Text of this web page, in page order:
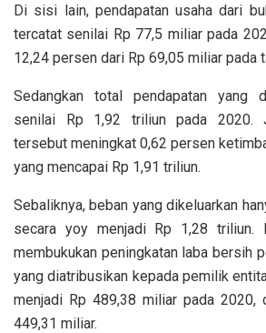
Di sisi lain, pendapatan usaha dari
tercatat senilai Rp 77,5 miliar pada
12,24 persen dari Rp 69,05 miliar pada
Sedangkan total pendapatan yang
senilai Rp 1,92 triliun pada 2020.
tersebut meningkat 0,62 persen
yang mencapai Rp 1,91 triliun.
Sebaliknya, beban yang dikeluarkan
secara yoy menjadi Rp 1,28 triliun.
membukukan peningkatan laba bersih
yang diatribusikan kepada pemilik
menjadi Rp 489,38 miliar pada 2020,
449,31 miliar.